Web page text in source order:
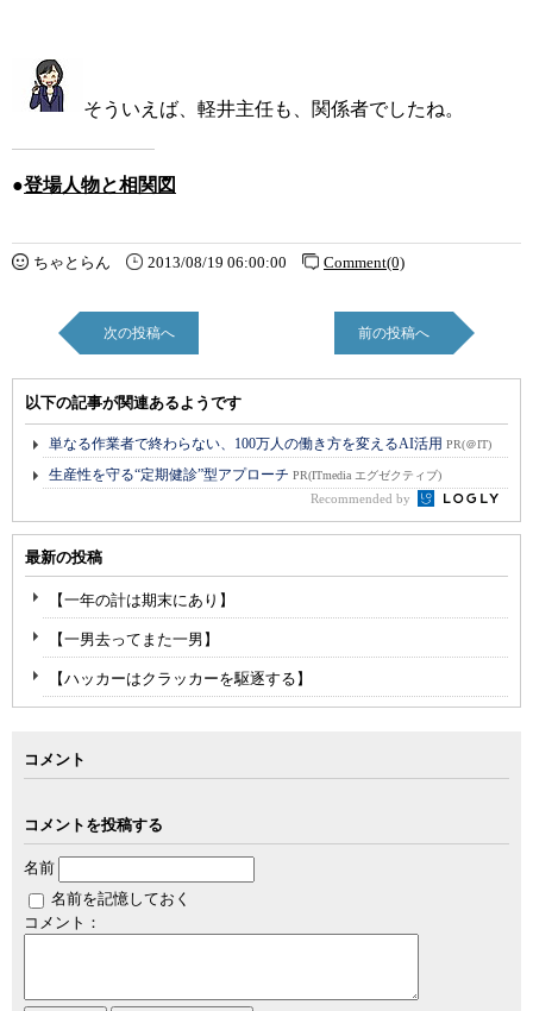
そういえば、軽井主任も、関係者でしたね。
●登場人物と相関図
ちゃとらん 2013/08/19 06:00:00 Comment(0)
次の投稿へ 前の投稿へ
以下の記事が関連あるようです
単なる作業者で終わらない、100万人の働き方を変えるAI活用 PR(＠IT)
生産性を守る“定期健診”型アプローチ PR(ITmedia エグゼクティブ)
Recommended by
最新の投稿
【一年の計は期末にあり】
【一男去ってまた一男】
【ハッカーはクラッカーを駆逐する】
コメント
コメントを投稿する
名前
名前を記憶しておく
コメント：